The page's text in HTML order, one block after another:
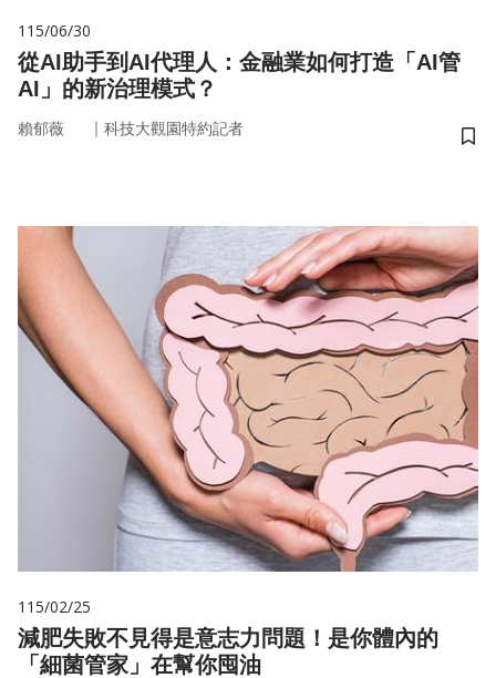
115/06/30
從AI助手到AI代理人：金融業如何打造「AI管
AI」的新治理模式？
賴郁薇 ｜ 科技大觀園特約記者
儲
115/02/25
減肥失敗不見得是意志力問題！是你體內的
「細菌管家」在幫你囤油